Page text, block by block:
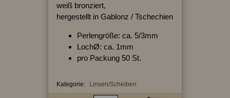
weiß bronziert,
hergestellt in Gablonz / Tschechien
Perlengröße: ca. 5/3mm
LochØ: ca. 1mm
pro Packung 50 St.
Kategorie: Linsen/Scheiben